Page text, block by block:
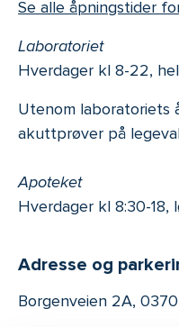
Se alle åpningstider
Laboratoriet
Hverdager kl 8-22,
Utenom laboratoriets
akuttprøver på
Apoteket
Hverdager kl 8:30-18,
Adresse og
Borgenveien 2A,